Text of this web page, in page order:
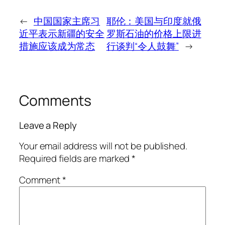
← 中国国家主席习
近平表示新疆的安全
措施应该成为常态
耶伦：美国与印度就俄
罗斯石油的价格上限进
行谈判“令人鼓舞” →
Comments
Leave a Reply
Your email address will not be published.
Required fields are marked*
Comment*